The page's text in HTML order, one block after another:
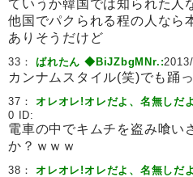
ていうか韓国では知られた人
他国でパクられる程の人なら
ありそうだけど
33：ばれたん ◆BiJZbgMNr.:
カンナムスタイル(笑)でも踊っ
37：オレオレ!オレだよ、名無しだ
0 ID:
電車の中でキムチを盗み喰い
か？ｗｗｗ
38：オレオレ!オレだよ、名無しだ